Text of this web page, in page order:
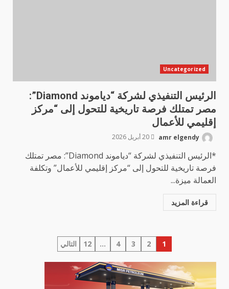
Uncategorized
الرئيس التنفيذي لشركة “دياموند Diamond”:
مصر تمتلك فرصة تاريخية للتحول إلى “مركز
إقليمي للأعمال
*الرئيس التنفيذي لشركة “دياموند Diamond”: مصر تمتلك
فرصة تاريخية للتحول إلى “مركز إقليمي للأعمال” وتكلفة
العمالة ميزة...
قراءة المزيد
تعدد
صفحات
1
2
3
4
…
12 التالي